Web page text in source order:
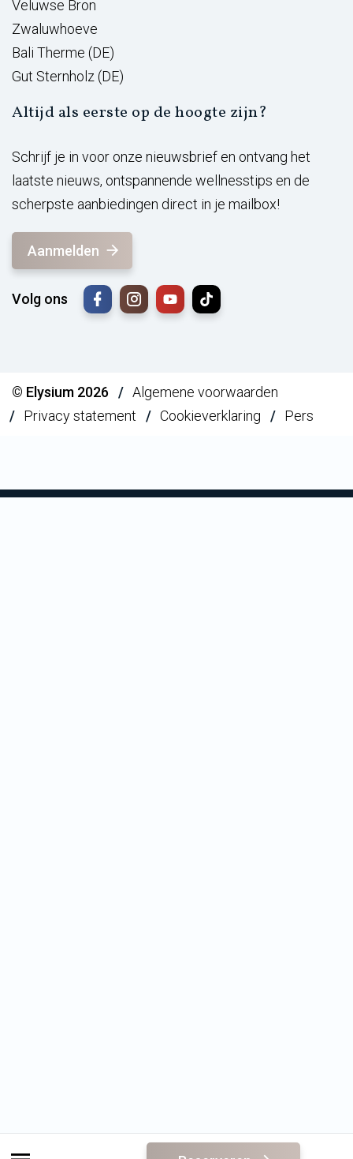
Veluwse Bron
Zwaluwhoeve
Bali Therme (DE)
Gut Sternholz (DE)
Altijd als eerste op de hoogte zijn?
Schrijf je in voor onze nieuwsbrief en ontvang het
laatste nieuws, ontspannende wellnesstips en de
scherpste aanbiedingen direct in je mailbox!
Aanmelden
Volg ons
© Elysium 2026
Algemene voorwaarden
Privacy statement
Cookieverklaring Pers